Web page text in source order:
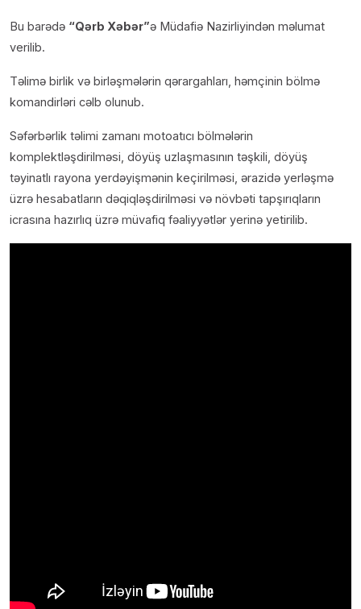
Bu barədə “Qərb Xəbər”ə Müdafiə Nazirliyindən məlumat
verilib.
Təlimə birlik və birləşmələrin qərargahları, həmçinin bölmə
komandirləri cəlb olunub.
Səfərbərlik təlimi zamanı motoatıcı bölmələrin
komplektləşdirilməsi, döyüş uzlaşmasının təşkili, döyüş
təyinatlı rayona yerdəyişmənin keçirilməsi, ərazidə yerləşmə
üzrə hesabatların dəqiqləşdirilməsi və növbəti tapşırıqların
icrasına hazırlıq üzrə müvafiq fəaliyyətlər yerinə yetirilib.